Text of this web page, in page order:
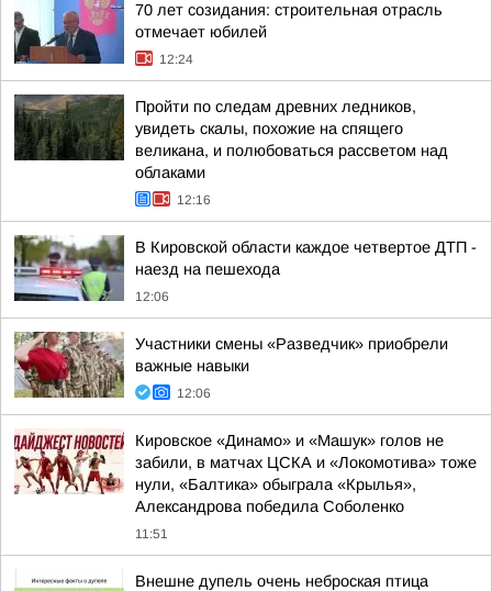
70 лет созидания: строительная отрасль
отмечает юбилей
12:24
Пройти по следам древних ледников,
увидеть скалы, похожие на спящего
великана, и полюбоваться рассветом над
облаками
12:16
В Кировской области каждое четвертое ДТП -
наезд на пешехода
12:06
Участники смены «Разведчик» приобрели
важные навыки
12:06
Кировское «Динамо» и «Машук» голов не
забили, в матчах ЦСКА и «Локомотива» тоже
нули, «Балтика» обыграла «Крылья»,
Александрова победила Соболенко
11:51
Внешне дупель очень неброская птица